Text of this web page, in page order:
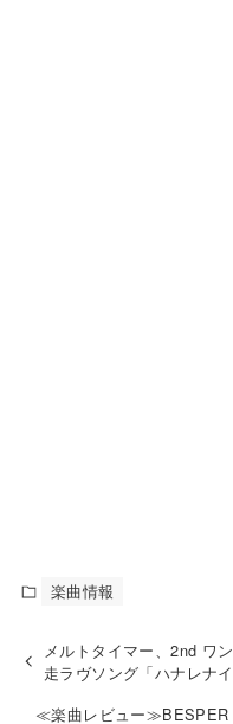
楽曲情報
メルトタイマー、2nd ワ
走ラヴソング「ハナレナ
≪楽曲レビュー≫BESPER